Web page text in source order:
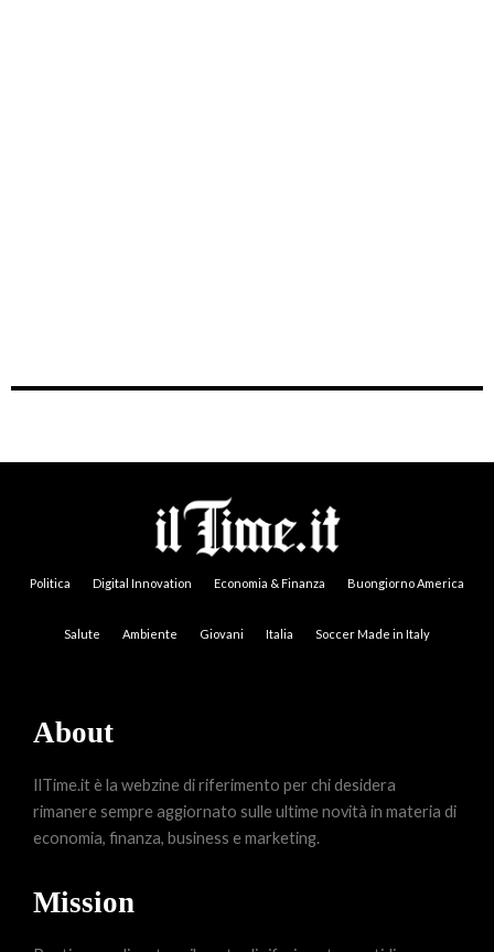
Politica Digital Innovation Economia & Finanza Buongiorno America
Salute Ambiente Giovani Italia Soccer Made in Italy
About
IlTime.it è la webzine di riferimento per chi desidera
rimanere sempre aggiornato sulle ultime novità in materia di
economia, finanza, business e marketing.
Mission